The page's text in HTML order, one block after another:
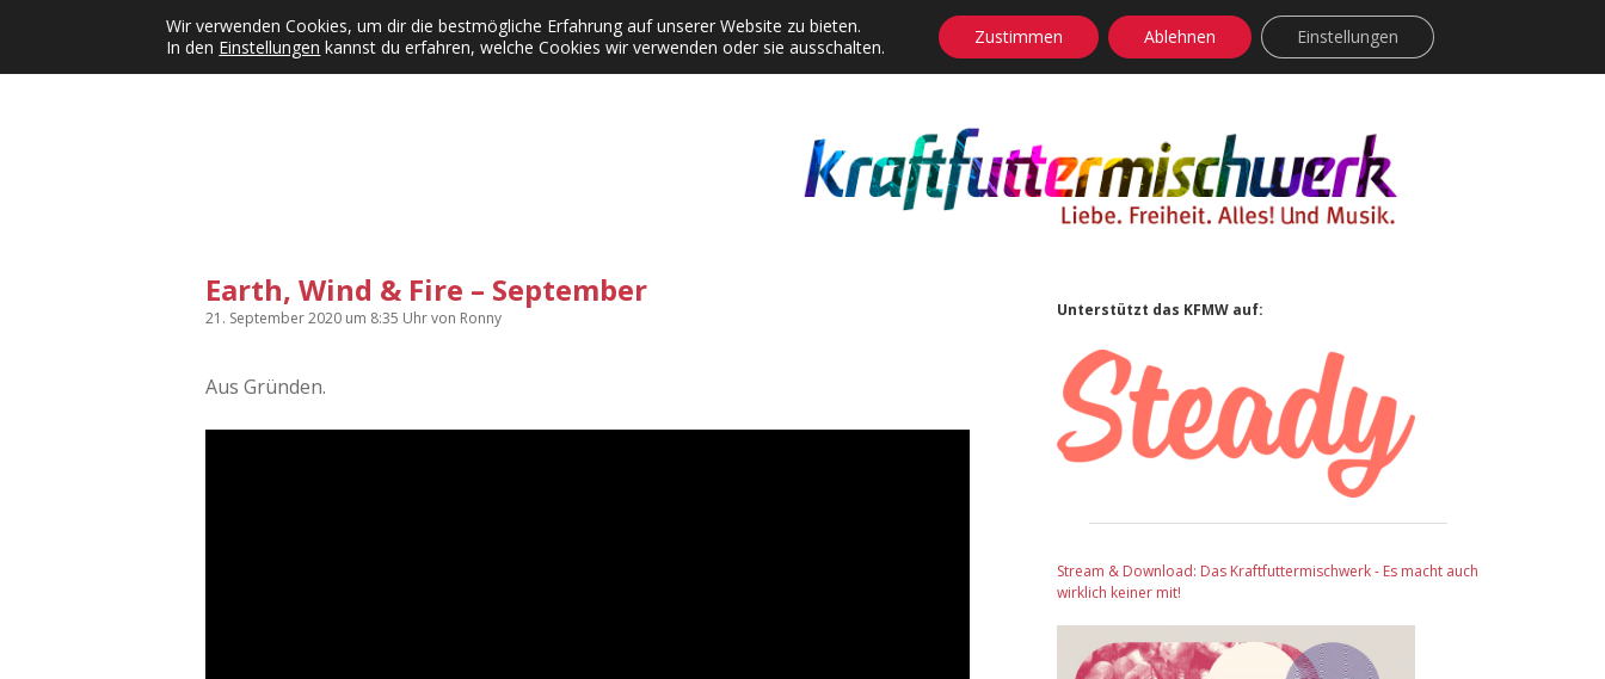
Kategorien Dropdown-Menü öffnen
KFMW-Disco Dates Instagrams Contact Adventskalender Dropdown-Menü öffnen facebook
instagram
rss soundcloud
vimeoBluesky
Earth, Wind & Fire – September
21. September 2020 um 8:35 Uhrvon Ronny
Aus Gründen.
Sidebar
Unterstützt das KFMW auf:
Stream & Download: Das Kraftfuttermischwerk - Es macht auch
wirklich keiner mit!
Wir verwenden Cookies, um dir die bestmögliche Erfahrung auf unserer Website zu bieten.
In den Einstellungen kannst du erfahren, welche Cookies wir verwenden oder sie ausschalten. Zustimmen Ablehnen Einstellungen